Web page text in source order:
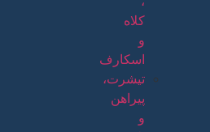
کلاه
و
اسکارف
تیشرت،
پیراهن
و